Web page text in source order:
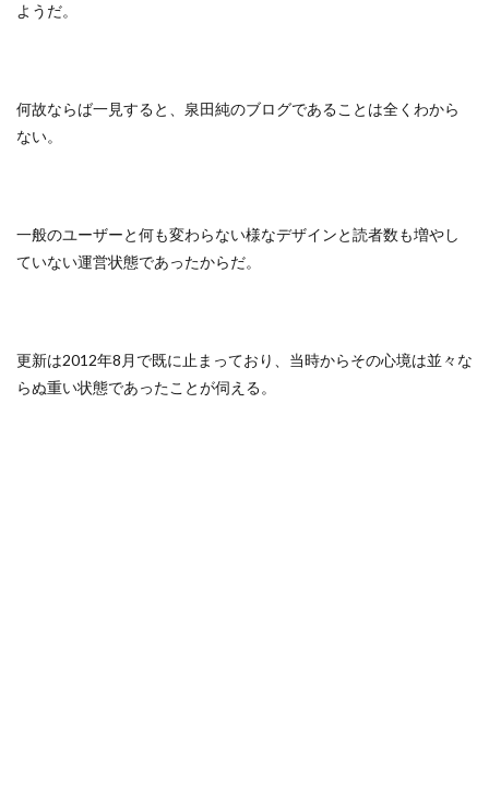
ようだ。
何故ならば一見すると、泉田純のブログであることは全くわから
ない。
一般のユーザーと何も変わらない様なデザインと読者数も増やし
ていない運営状態であったからだ。
更新は2012年8月で既に止まっており、当時からその心境は並々な
らぬ重い状態であったことが伺える。